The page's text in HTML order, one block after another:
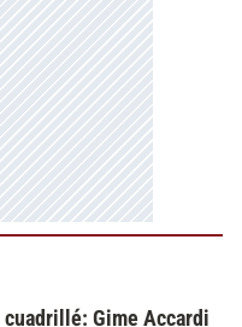
Gime Accardi